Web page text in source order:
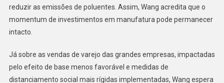
reduzir as emissões de poluentes. Assim, Wang acredita que o
momentum de investimentos em manufatura pode permanecer
intacto.
Já sobre as vendas de varejo das grandes empresas, impactadas
pelo efeito de base menos favorável e medidas de
distanciamento social mais rígidas implementadas, Wang espera